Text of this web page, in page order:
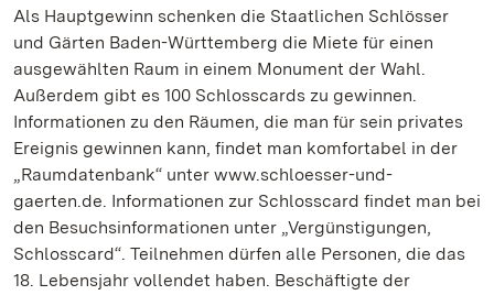
Als Hauptgewinn schenken die Staatlichen Schlösser
und Gärten Baden-Württemberg die Miete für einen
ausgewählten Raum in einem Monument der Wahl.
Außerdem gibt es 100 Schlosscards zu gewinnen.
Informationen zu den Räumen, die man für sein privates
Ereignis gewinnen kann, findet man komfortabel in der
„Raumdatenbank“ unter www.schloesser-und-
gaerten.de. Informationen zur Schlosscard findet man bei
den Besuchsinformationen unter „Vergünstigungen,
Schlosscard“. Teilnehmen dürfen alle Personen, die das
18. Lebensjahr vollendet haben. Beschäftigte der